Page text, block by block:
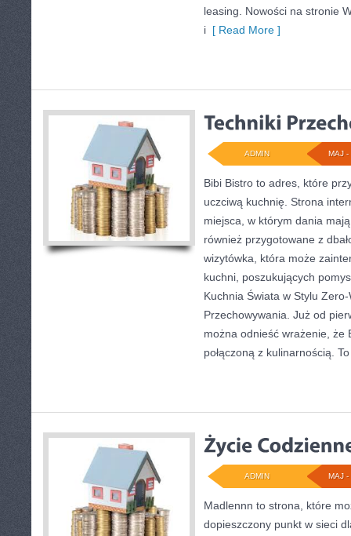
leasing. Nowości na stronie
i [ Read More ]
MAJ -
ADMIN
Bibi Bistro to adres, które
uczciwą kuchnię. Strona
miejsca, w którym dania
również przygotowane z
wizytówka, która może
kuchni, poszukujących
Kuchnia Świata w Stylu
Przechowywania. Już od
można odnieść wrażenie, że
połączoną z kulinarnością.
MAJ -
ADMIN
Madlennn to strona, które
dopieszczony punkt w sieci